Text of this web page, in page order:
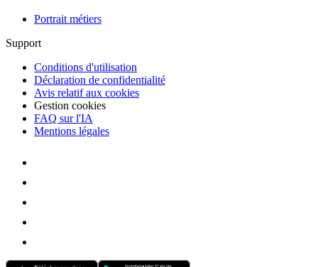
Portrait métiers
Support
Conditions d'utilisation
Déclaration de confidentialité
Avis relatif aux cookies
Gestion cookies
FAQ sur l'IA
Mentions légales